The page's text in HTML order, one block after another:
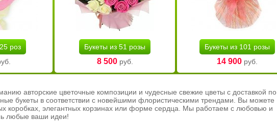
роз Букеты из 51 розы
8 500руб.
Букеты из 101 розы
14 900руб.
авторские цветочные композиции и чудесные свежие цветы с доставкой по
букеты в соответствии с новейшими флористическими трендами. Вы можете
коробках, элегантных корзинах или форме сердца. Мы работаем с любовью и
любые ваши идеи!